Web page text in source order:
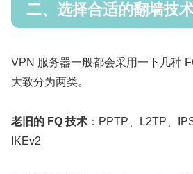
二、选择合适的翻墙技
VPN 服务器一般都会采用一下几种
大致分为两类。
老旧的 FQ 技术 ：PPTP、L2TP、
IKEv2